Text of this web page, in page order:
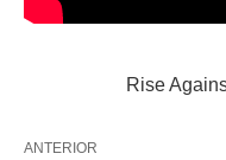
Rise
ANTERIOR